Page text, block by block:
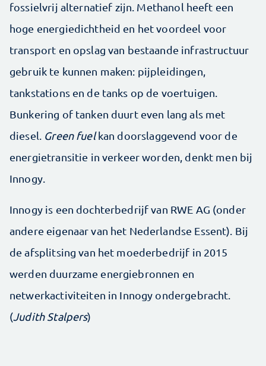
fossielvrij alternatief zijn. Methanol heeft een
hoge energiedichtheid en het voordeel voor
transport en opslag van bestaande infrastructuur
gebruik te kunnen maken: pijpleidingen,
tankstations en de tanks op de voertuigen.
Bunkering of tanken duurt even lang als met
diesel. Green fuelkan doorslaggevend voor de
energietransitie in verkeer worden, denkt men bij
Innogy.
Innogy is een dochterbedrijf van RWE AG (onder
andere eigenaar van het Nederlandse Essent). Bij
de afsplitsing van het moederbedrijf in 2015
werden duurzame energiebronnen en
netwerkactiviteiten in Innogy ondergebracht.
(Judith Stalpers)